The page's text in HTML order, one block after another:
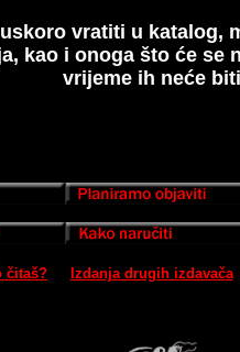
vratiti u katalog,
kao i onoga što će se
vrijeme ih neće
čitaš? Izdanja drugih izdavača